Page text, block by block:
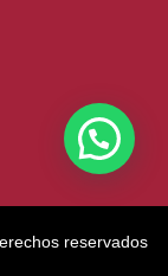
reservados